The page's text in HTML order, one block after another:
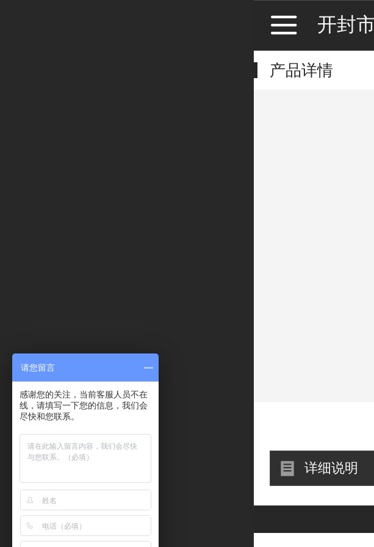
开封
产品详情
详细说明
请您留言
感谢您的关注，当前客服人员不在
线，请填写一下您的信息，我们会
尽快和您联系。